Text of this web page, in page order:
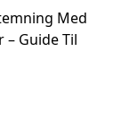
Med
– Guide Til